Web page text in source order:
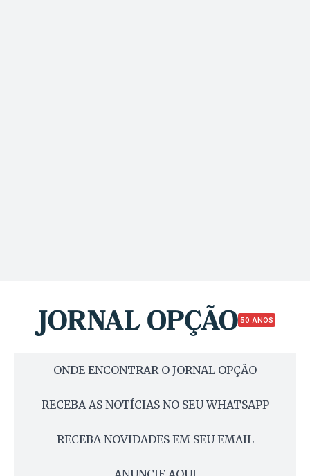
50 ANOS
ONDE ENCONTRAR O JORNAL OPÇÃO
RECEBA AS NOTÍCIAS NO SEU WHATSAPP
RECEBA NOVIDADES EM SEU EMAIL